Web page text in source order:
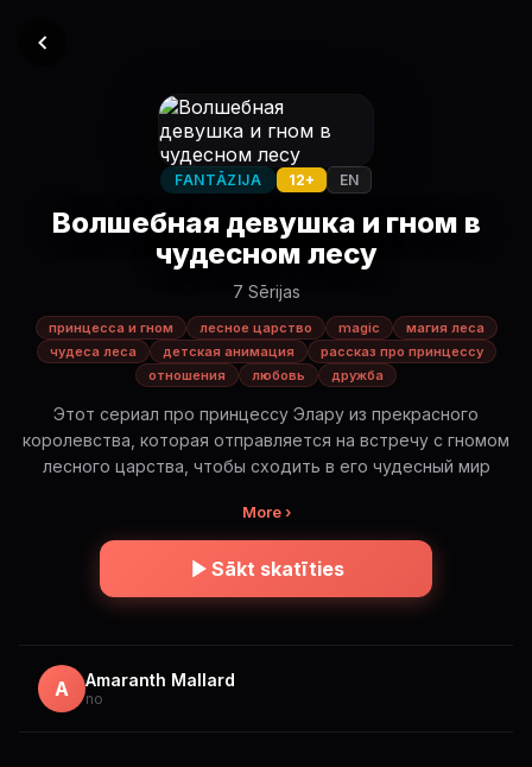
FANTĀZIJA 12+ EN
Волшебная девушка и гном в
чудесном лесу
7 Sērijas
принцесса и гном лесное царство magic
магия леса
чудеса леса
детская анимация
рассказ про принцессу
отношения
любовь дружба
Этот сериал про принцессу Элару из прекрасного
королевства, которая отправляется на встречу с гномом
лесного царства, чтобы сходить в его чудесный мир
More ›
Sākt skatīties
A Amaranth Mallard
no